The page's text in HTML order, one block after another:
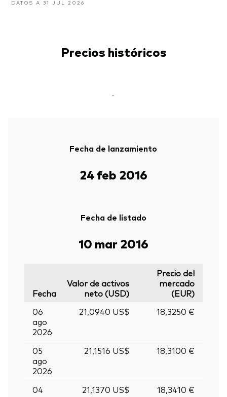
DATOS A 31 JUL 2026
Precios históricos
-
Fecha de lanzamiento
24 feb 2016
Fecha de listado
10 mar 2016
Fecha
Valor de activos
neto (USD)
Precio del
mercado
(EUR)
06
ago
2026
21,0940 US$ 18,3250 €
05
ago
2026
21,1516 US$ 18,3100 €
04
21,1370 US$ 18,3410 €